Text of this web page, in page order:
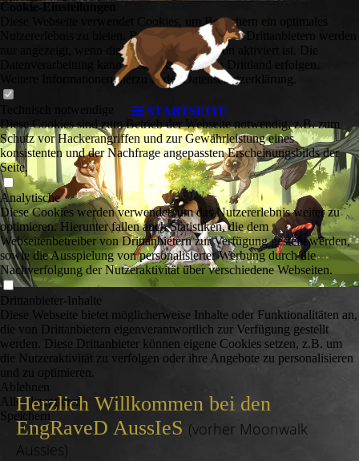
STARTSEITE
Herzlich Willkommen bei den
EngRaveD AussIeS (vorher Moonwalk
Aussies)
Cookie-Einstellungen
Diese Webseite verwendet Cookies, um Besuchern ein optimales
Nutzererlebnis zu bieten. Bestimmte Inhalte von Drittanbietern werden
nur angezeigt, wenn die entsprechende Option aktiviert ist. Die
Datenverarbeitung kann dann auch in einem Drittland erfolgen.
Weitere Informationen hierzu in der Datenschutzerklärung.
Diese Cookies sind zum Betrieb der Webseite notwendig, z.B. zum
Schutz vor Hackerangriffen und zur Gewährleistung eines
konsistenten und der Nachfrage angepassten Erscheinungsbilds der
Seite.
Analytische
Diese Cookies werden verwendet, um das Nutzererlebnis weiter zu
optimieren. Hierunter fallen auch Statistiken, die dem
Webseitenbetreiber von Drittanbietern zur Verfügung gestellt werden,
sowie die Ausspielung von personalisierter Werbung durch die
Nachverfolgung der Nutzeraktivität über verschiedene Webseiten.
Drittanbieter-Inhalte
Diese Webseite bietet möglicherweise Inhalte oder Funktionalitäten an,
die von Drittanbietern eigenverantwortlich zur Verfügung gestellt
werden. Diese Drittanbieter können eigene Cookies setzen, z.B. um
die Nutzeraktivität zu verfolgen oder ihre Angebote zu personalisieren
und zu optimieren.
Ablehnen
Alle akzeptieren
Speichern